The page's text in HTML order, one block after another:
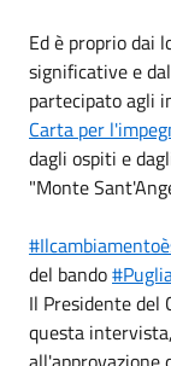
Ed è proprio dai
significative e
partecipato agli
Carta per
dagli ospiti e
"Monte
del bando
Il Presidente del
questa